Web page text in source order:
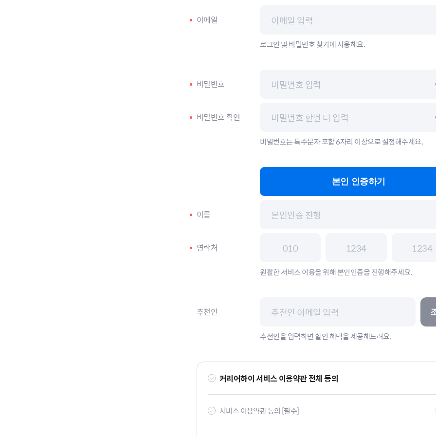
이메일
로그인 및 비밀번호 찾기에 사용해요.
비밀번호
비밀번호 확인
비밀번호는 특수문자 포함 6자리 이상으로 설정해주세요.
본인 인증하기
이름
연락처
원활한 서비스 이용을 위해 본인인증을 진행해주세요.
추천인
추천인을 입력하면 할인 혜택을 제공해드려요.
커리어하이 서비스 이용약관 전체 동의
서비스 이용약관 동의 [필수]